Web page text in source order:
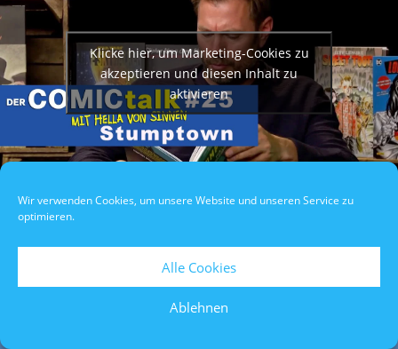
Wir verwenden Cookies, um unsere Website und unseren Service zu
optimieren.
Alle Cookies
Ablehnen
Klicke hier, um Marketing-Cookies zu
akzeptieren und diesen Inhalt zu
aktivieren
Datenschutzerklärung